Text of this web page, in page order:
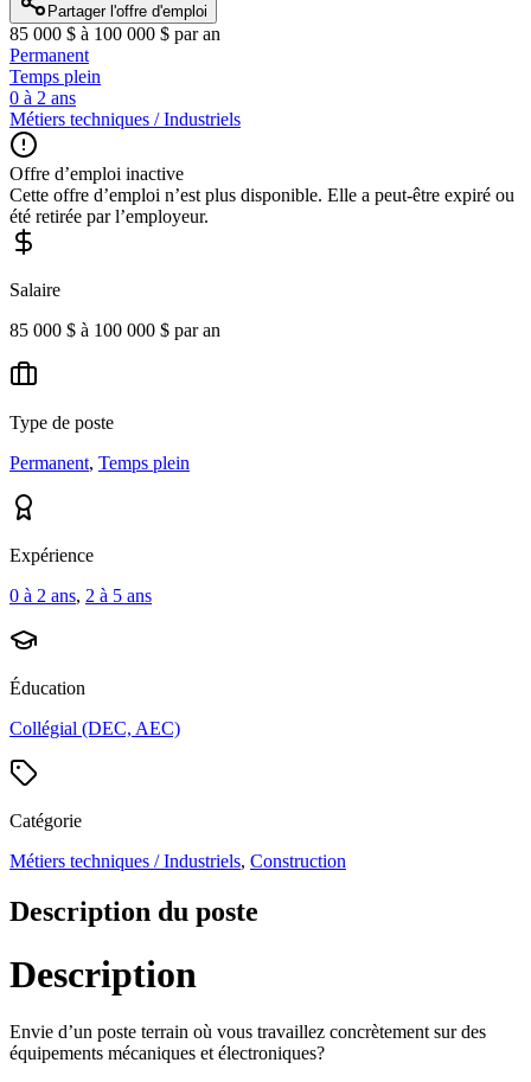
Partager l'offre d'emploi
85 000 $ à 100 000 $ par an
Permanent
Temps plein
0 à 2 ans
Métiers techniques / Industriels
Offre d’emploi inactive
Cette offre d’emploi n’est plus disponible. Elle a peut-être expiré ou
été retirée par l’employeur.
Salaire
85 000 $ à 100 000 $ par an
Type de poste
Permanent, Temps plein
Expérience
0 à 2 ans, 2 à 5 ans
Éducation
Collégial (DEC, AEC)
Catégorie
Métiers techniques / Industriels, Construction
Description du poste
Description
Envie d’un poste terrain où vous travaillez concrètement sur des
équipements mécaniques et électroniques?